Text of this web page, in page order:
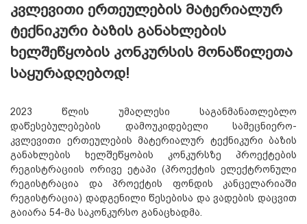
კვლევითი ერთეულების მატერიალურ
ტექნიკური ბაზის განახლების
ხელშეწყობის კონკურსის მონაწილეთა
საყურადღებოდ!
2023 წლის უმაღლესი საგანმანათლებლო
დაწესებულებების დამოუკიდებელი სამეცნიერო-
კვლევითი ერთეულების მატერიალურ ტექნიკური ბაზის
განახლების ხელშეწყობის კონკურსზე პროექტების
რეგისტრაციის ორივე ეტაპი (პროექტის ელექტრონული
რეგისტრაცია და პროექტის ფონდის კანცელარიაში
რეგისტრაცია) დადგენილი წესებისა და ვადების დაცვით
გაიარა 54-მა საკონკურსო განაცხადმა.